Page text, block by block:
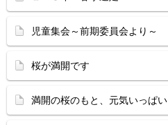
児童集会～前期委員会より～
桜が満開です
満開の桜のもと、元気いっぱい